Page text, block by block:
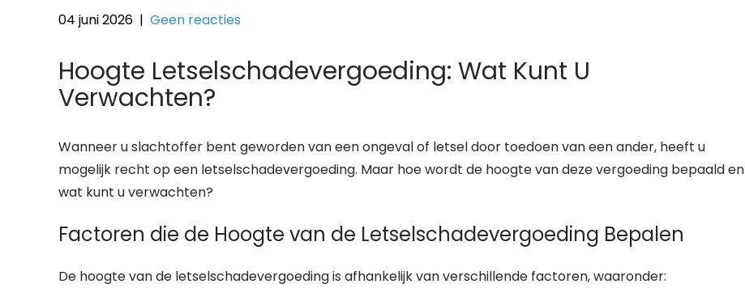
04 juni 2026 | Geen reacties
Hoogte Letselschadevergoeding: Wat Kunt U
Verwachten?
Wanneer u slachtoffer bent geworden van een ongeval of letsel door toedoen van een ander, heeft u
mogelijk recht op een letselschadevergoeding. Maar hoe wordt de hoogte van deze vergoeding bepaald en
wat kunt u verwachten?
Factoren die de Hoogte van de Letselschadevergoeding Bepalen
De hoogte van de letselschadevergoeding is afhankelijk van verschillende factoren, waaronder: